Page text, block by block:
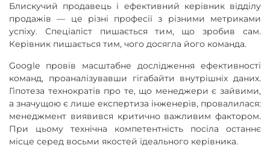
Блискучий продавець і ефективний керівник відділу
продажів — це різні професії з різними метриками
успіху. Спеціаліст пишається тим, що зробив сам.
Керівник пишається тим, чого досягла його команда.
Google провів масштабне дослідження ефективності
команд, проаналізувавши гігабайти внутрішніх даних.
Гіпотеза технократів про те, що менеджери є зайвими,
а значущою є лише експертиза інженерів, провалилася:
менеджмент виявився критично важливим фактором.
При цьому технічна компетентність посіла останнє
місце серед восьми якостей ідеального керівника.